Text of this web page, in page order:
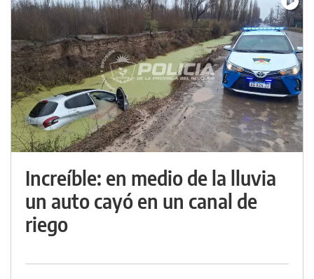
Increíble: en medio de la lluvia
un auto cayó en un canal de
riego